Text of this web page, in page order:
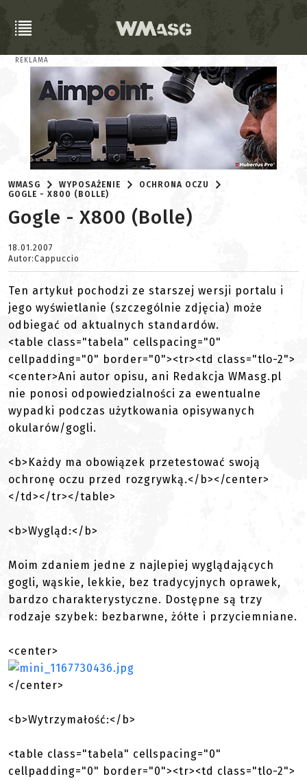
REKLAMA
WMASG WYPOSAŻENIE
OCHRONA OCZU
GOGLE - X800 (BOLLE)
Gogle - X800 (Bolle)
18.01.2007
Autor:Cappuccio
Ten artykuł pochodzi ze starszej wersji portalu i
jego wyświetlanie (szczególnie zdjęcia) może
odbiegać od aktualnych standardów.
<table class="tabela" cellspacing="0"
cellpadding="0" border="0"><tr><td class="tlo-2">
<center>Ani autor opisu, ani Redakcja WMasg.pl
nie ponosi odpowiedzialności za ewentualne
wypadki podczas użytkowania opisywanych
okularów/gogli.
<b>Każdy ma obowiązek przetestować swoją
ochronę oczu przed rozgrywką.</b></center>
</td></tr></table>
<b>Wygląd:</b>
Moim zdaniem jedne z najlepiej wyglądających
gogli, wąskie, lekkie, bez tradycyjnych oprawek,
bardzo charakterystyczne. Dostępne są trzy
rodzaje szybek: bezbarwne, żółte i przyciemniane.
<center>
</center>
<b>Wytrzymałość:</b>
<table class="tabela" cellspacing="0"
cellpadding="0" border="0"><tr><td class="tlo-2">